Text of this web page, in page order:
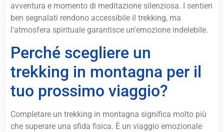
avventura e momento di meditazione silenziosa. I sentieri
ben segnalati rendono accessibile il trekking, ma
l'atmosfera spirituale garantisce un'emozione indelebile.
Perché scegliere un
trekking in montagna per il
tuo prossimo viaggio?
Completare un trekking in montagna significa molto più
che superare una sfida fisica. È un viaggio emozionale